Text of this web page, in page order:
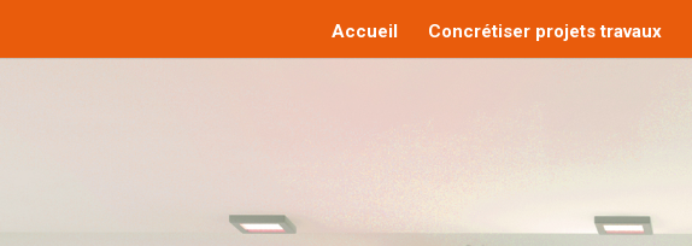
Accueil Concrétiser projets travaux